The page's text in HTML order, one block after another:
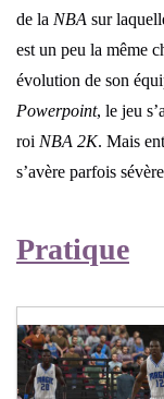
de la NBA sur
est un peu la même
évolution de son
Powerpoint, le jeu
roi NBA 2K. Mais
s’avère parfois
Pratique